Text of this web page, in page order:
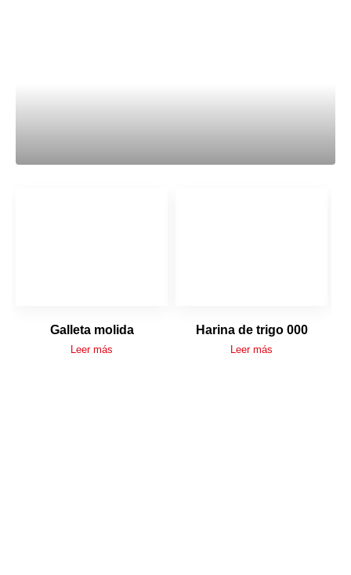
Galleta molida
Leer más
Harina de trigo 000
Leer más